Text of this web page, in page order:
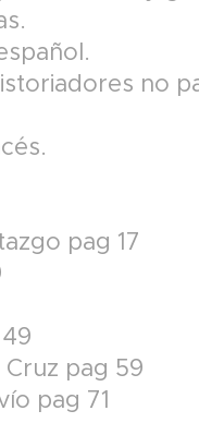
no
pag 17
pag 59
pag 71